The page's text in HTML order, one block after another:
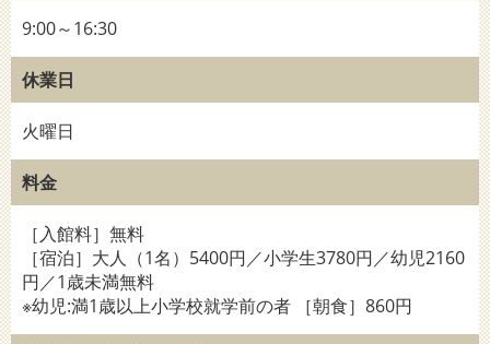
9:00～16:30
休業日
火曜日
料金
［入館料］無料
［宿泊］大人（1名）5400円／小学生3780円／幼児2160
円／1歳未満無料
※幼児:満1歳以上小学校就学前の者 ［朝食］860円